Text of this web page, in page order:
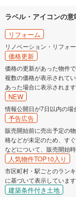
ラベル・アイコンの意
リフォーム
リノベーション・リフォ
価格更新
価格の更新があった物件で
複数の価格が表示されて
あった場合に表示されます
NEW
情報公開日が7日以内の場
予告広告
販売開始前に売出予定の
格などが未定のため、す
などについて、販売開始
人気物件TOP10入り
市区町村・駅ごとのラン
に基づいて表示しています
建築条件付き土地